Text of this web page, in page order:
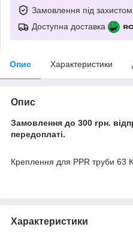
Замовлення під захистом
Доступна доставка
Опис Характеристики
Опис
Замовлення до 300 грн.
передоплаті.
Креплення для PPR труби 63
Характеристики